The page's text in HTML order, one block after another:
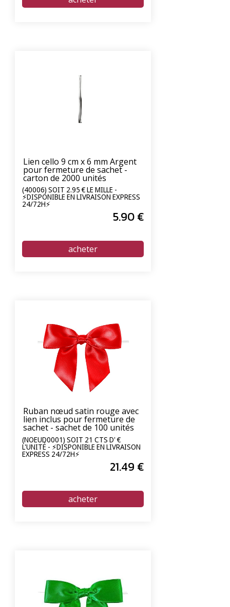
Lien cello 9 cm x 6 mm Argent
pour fermeture de sachet -
carton de 2000 unités
(40006) SOIT 2.95 € LE MILLE -
⚡DISPONIBLE EN LIVRAISON EXPRESS
24/72H⚡
5.90€
Ruban nœud satin rouge avec
lien inclus pour fermeture de
sachet - sachet de 100 unités
(NOEUD0001) SOIT 21 CTS D' €
L'UNITÉ - ⚡DISPONIBLE EN LIVRAISON
EXPRESS 24/72H⚡
21.49 €